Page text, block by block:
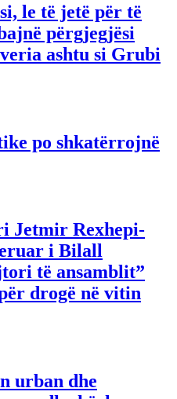
le të jetë për të
përgjegjësi
ashtu si Grubi
po shkatërrojnë
Jetmir Rexhepi-
i Bilall
të ansamblit”
drogë në vitin
urban dhe